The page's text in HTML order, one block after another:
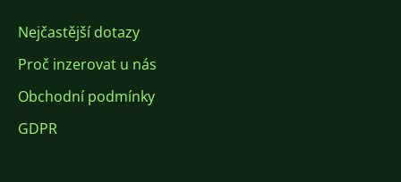
Nejčastější dotazy
Proč inzerovat u nás
Obchodní podmínky
GDPR